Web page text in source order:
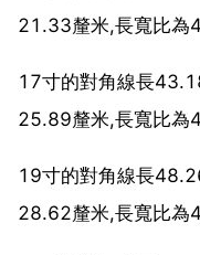
21.33釐米,長寬比為
17寸的對角線長
25.89釐米,長寬比為
19寸的對角線長
28.62釐米,長寬比為